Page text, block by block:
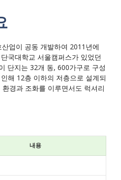
업이 공동 개발하여 2011년에
국대학교 서울캠퍼스가 있었던
단지는 32개 동, 600가구로 구성
해 12층 이하의 저층으로 설계되
경과 조화를 이루면서도 럭셔리
내용